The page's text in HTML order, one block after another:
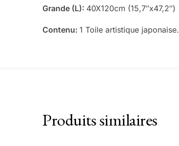
Grande (L): 40X120cm (15,7″x47,2″)
Contenu:1 Toile artistique japonaise.
Produits similaires